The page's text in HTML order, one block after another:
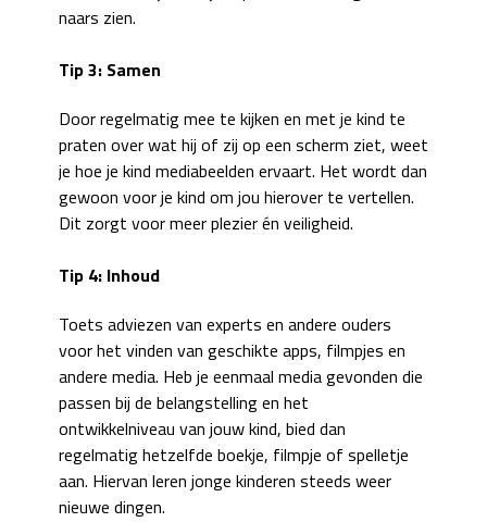
naars zien.
Tip 3: Samen
Door regelmatig mee te kijken en met je kind te
praten over wat hij of zij op een scherm ziet, weet
je hoe je kind mediabeelden ervaart. Het wordt dan
gewoon voor je kind om jou hierover te vertellen.
Dit zorgt voor meer plezier én veiligheid.
Tip 4: Inhoud
Toets adviezen van experts en andere ouders
voor het vinden van geschikte apps, filmpjes en
andere media. Heb je eenmaal media gevonden die
passen bij de belangstelling en het
ontwikkelniveau van jouw kind, bied dan
regelmatig hetzelfde boekje, filmpje of spelletje
aan. Hiervan leren jonge kinderen steeds weer
nieuwe dingen.